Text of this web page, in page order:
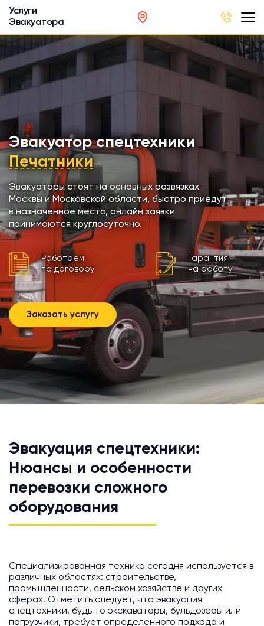
Услуги
Эвакуатора
Эвакуатор спецтехники
Печатники
Эвакуаторы стоят на основных развязках
Москвы и Московской области, быстро приедут
в назначенное место, онлайн заявки
принимаются круглосуточно.
Работаем
по договору
Гарантия
на работу
Заказать услугу
Эвакуация спецтехники:
Нюансы и особенности
перевозки сложного
оборудования
Специализированная техника сегодня используется в
различных областях: строительстве,
промышленности, сельском хозяйстве и других
сферах. Отметить следует, что эвакуация
спецтехники, будь то экскаваторы, бульдозеры или
погрузчики, требует определенного подхода и